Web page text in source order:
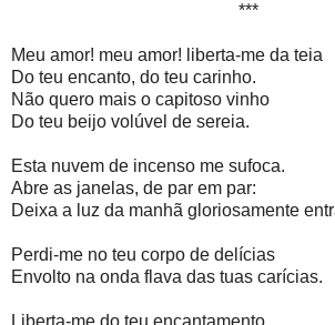
***
Meu amor! meu amor! liberta-me da teia
Do teu encanto, do teu carinho.
Não quero mais o capitoso vinho
Do teu beijo volúvel de sereia.
Esta nuvem de incenso me sufoca.
Abre as janelas, de par em par:
Deixa a luz da manhã gloriosamente
Perdi-me no teu corpo de delícias
Envolto na onda flava das tuas carícias.
Liberta-me do teu encantamento,